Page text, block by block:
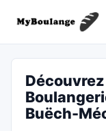
Buëch-